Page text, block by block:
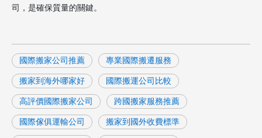
司，是確保質量的關鍵。
國際搬家公司推薦 專業國際搬遷服務
搬家到海外哪家好 國際搬運公司比較
高評價國際搬家公司 跨國搬家服務推薦
國際傢俱運輸公司 搬家到國外收費標準